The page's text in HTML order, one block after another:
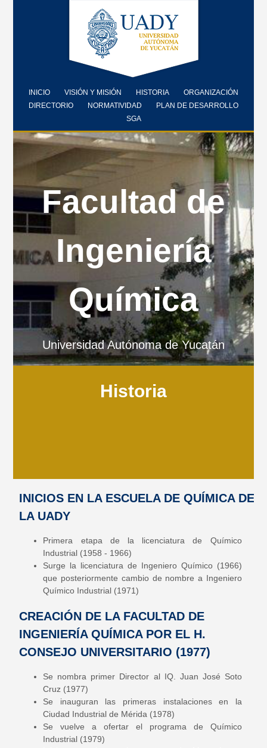
INICIO VISIÓN Y MISIÓN HISTORIA
ORGANIZACIÓN
DIRECTORIO
NORMATIVIDAD
PLAN DE DESARROLLO
SGA
Facultad de
Ingeniería
Química
Universidad Autónoma de Yucatán
Historia
INICIOS EN LA ESCUELA DE QUÍMICA DE
LA UADY
Primera etapa de la licenciatura de Químico
Industrial (1958 - 1966)
Surge la licenciatura de Ingeniero Químico (1966)
que posteriormente cambio de nombre a Ingeniero
Químico Industrial (1971)
CREACIÓN DE LA FACULTAD DE
INGENIERÍA QUÍMICA POR EL H.
CONSEJO UNIVERSITARIO (1977)
Se nombra primer Director al IQ. Juan José Soto
Cruz (1977)
Se inauguran las primeras instalaciones en la
Ciudad Industrial de Mérida (1978)
Se vuelve a ofertar el programa de Químico
Industrial (1979)